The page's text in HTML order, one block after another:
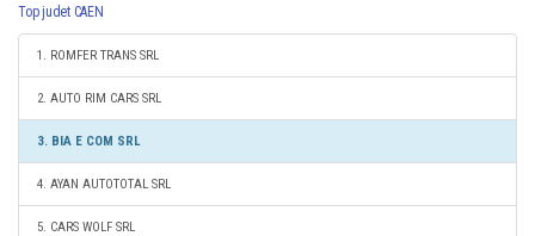
Top judet CAEN
1. ROMFER TRANS SRL
2. AUTO RIM CARS SRL
3. BIA E COM SRL
4. AYAN AUTOTOTAL SRL
5. CARS WOLF SRL